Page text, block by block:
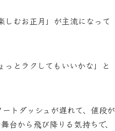
しむお正月」が主流になって
とラクしてもいいかな」と
トダッシュが遅れて、値段が
台から飛び降りる気持ちで、